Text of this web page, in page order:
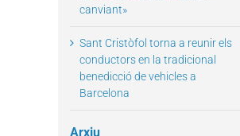
canviant»
Sant Cristòfol torna a reunir els
conductors en la tradicional
benedicció de vehicles a
Barcelona
Arxiu